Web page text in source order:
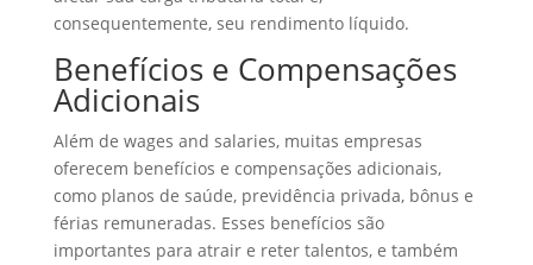
consequentemente, seu rendimento líquido.
Benefícios e Compensações
Adicionais
Além de wages and salaries, muitas empresas
oferecem benefícios e compensações adicionais,
como planos de saúde, previdência privada, bônus e
férias remuneradas. Esses benefícios são
importantes para atrair e reter talentos, e também